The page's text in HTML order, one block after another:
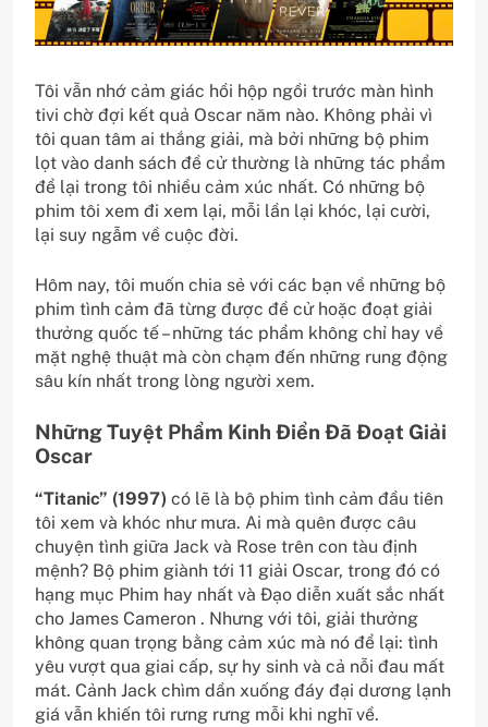
Tôi vẫn nhớ cảm giác hồi hộp ngồi trước màn hình
tivi chờ đợi kết quả Oscar năm nào. Không phải vì
tôi quan tâm ai thắng giải, mà bởi những bộ phim
lọt vào danh sách đề cử thường là những tác phẩm
để lại trong tôi nhiều cảm xúc nhất. Có những bộ
phim tôi xem đi xem lại, mỗi lần lại khóc, lại cười,
lại suy ngẫm về cuộc đời.
Hôm nay, tôi muốn chia sẻ với các bạn về những bộ
phim tình cảm đã từng được đề cử hoặc đoạt giải
thưởng quốc tế – những tác phẩm không chỉ hay về
mặt nghệ thuật mà còn chạm đến những rung động
sâu kín nhất trong lòng người xem.
Những Tuyệt Phẩm Kinh Điển Đã Đoạt Giải
Oscar
“Titanic” (1997) có lẽ là bộ phim tình cảm đầu tiên
tôi xem và khóc như mưa. Ai mà quên được câu
chuyện tình giữa Jack và Rose trên con tàu định
mệnh? Bộ phim giành tới 11 giải Oscar, trong đó có
hạng mục Phim hay nhất và Đạo diễn xuất sắc nhất
cho James Cameron . Nhưng với tôi, giải thưởng
không quan trọng bằng cảm xúc mà nó để lại: tình
yêu vượt qua giai cấp, sự hy sinh và cả nỗi đau mất
mát. Cảnh Jack chìm dần xuống đáy đại dương lạnh
giá vẫn khiến tôi rưng rưng mỗi khi nghĩ về.